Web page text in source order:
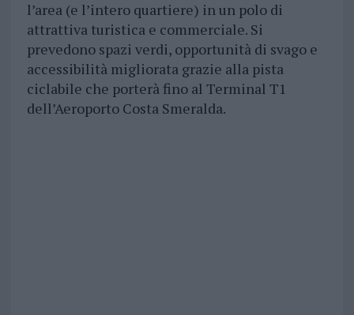
l’area (e l’intero quartiere) in un polo di
attrattiva turistica e commerciale. Si
prevedono spazi verdi, opportunità di svago e
accessibilità migliorata grazie alla pista
ciclabile che porterà fino al Terminal T1
dell’Aeroporto Costa Smeralda.